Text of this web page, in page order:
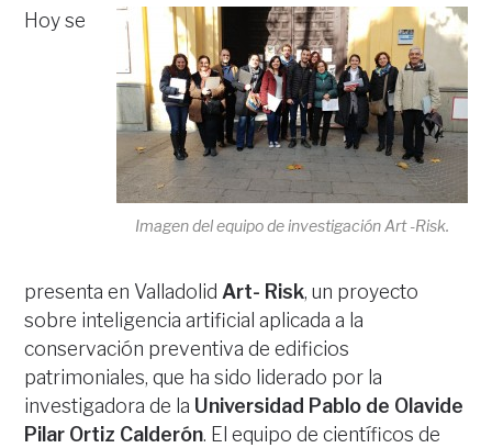
Imagen del equipo de investigación Art -Risk.
Hoy se
presenta en Valladolid Art- Risk, un proyecto
sobre inteligencia artificial aplicada a la
conservación preventiva de edificios
patrimoniales, que ha sido liderado por la
investigadora de la Universidad Pablo de Olavide
Pilar Ortiz Calderón. El equipo de científicos de